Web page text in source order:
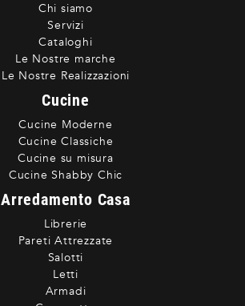
Chi siamo
Servizi
Cataloghi
Le Nostre marche
Le Nostre Realizzazioni
Cucine
Cucine Moderne
Cucine Classiche
Cucine su misura
Cucine Shabby Chic
Arredamento Casa
Librerie
Pareti Attrezzate
Salotti
Letti
Armadi